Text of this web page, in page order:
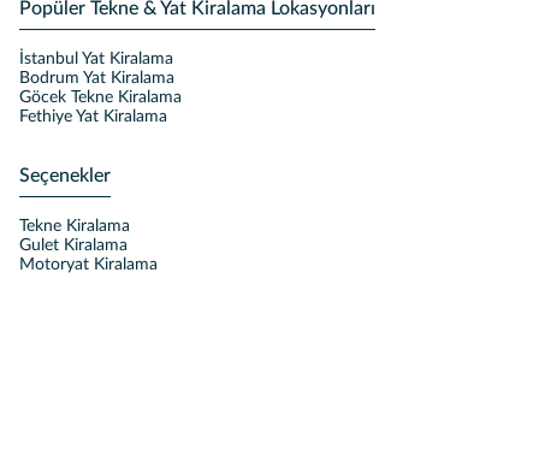
Popüler Tekne & Yat Kiralama Lokasyonları
İstanbul Yat Kiralama
Bodrum Yat Kiralama
Göcek Tekne Kiralama
Fethiye Yat Kiralama
Seçenekler
Tekne Kiralama
Gulet Kiralama
Motoryat Kiralama